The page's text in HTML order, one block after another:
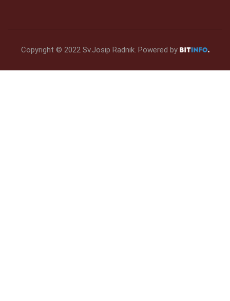
Copyright © 2022 Sv.Josip Radnik. Powered by